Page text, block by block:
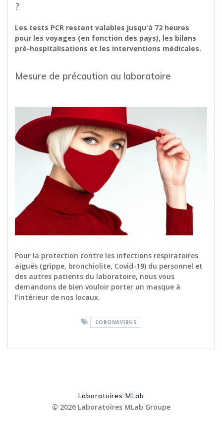
?
Les tests PCR restent valables jusqu'à 72 heures
pour les voyages (en fonction des pays), les bilans
pré-hospitalisations et les interventions médicales.
Mesure de précaution au laboratoire
Pour la protection contre les infections respiratoires
aiguës (grippe, bronchiolite, Covid-19) du personnel et
des autres patients du laboratoire, nous vous
demandons de bien vouloir porter un masque à
l'intérieur de nos locaux.
CORONAVIRUS
Laboratoires MLab
© 2026 Laboratoires MLab Groupe